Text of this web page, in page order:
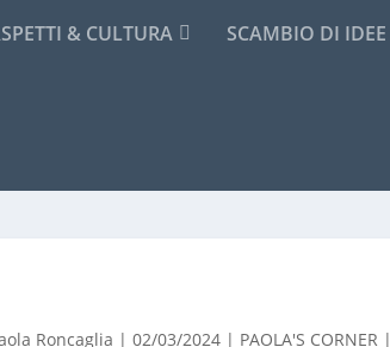
& CULTURA SCAMBIO DI IDEE
Roncaglia | 02/03/2024| PAOLA'S CORNER |